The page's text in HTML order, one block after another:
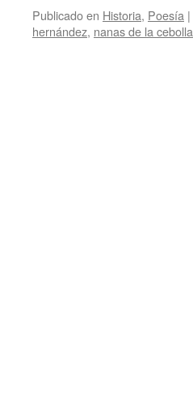
Publicado en Historia, Poesía |
hernández, nanas de la cebolla